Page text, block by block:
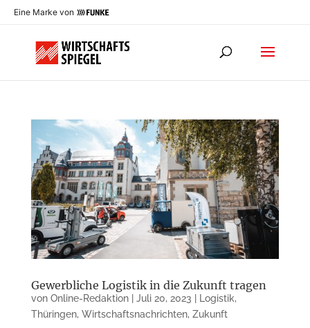
Eine Marke von
Gewerbliche Logistik in die Zukunft tragen
von Online-Redaktion| Juli 20, 2023 | Logistik,
Thüringen, Wirtschaftsnachrichten, Zukunft